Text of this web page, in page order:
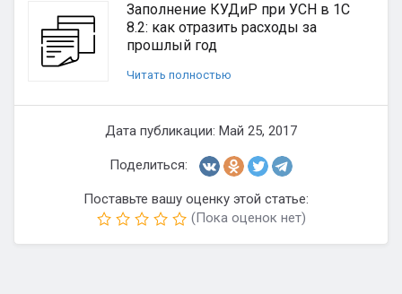
Заполнение КУДиР при УСН в 1С
8.2: как отразить расходы за
прошлый год
Читать полностью
Дата публикации: Май 25, 2017
Поделиться:
Поставьте вашу оценку этой статье:
(Пока оценок нет)